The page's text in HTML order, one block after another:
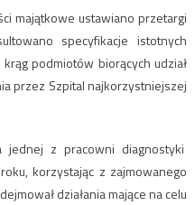
majątkowe ustawiano przetargi
specyfikacje istotnych
podmiotów biorących udział
przez Szpital najkorzystniejszej
jednej z pracowni diagnostyki
korzystając z zajmowanego
działania mające na celu